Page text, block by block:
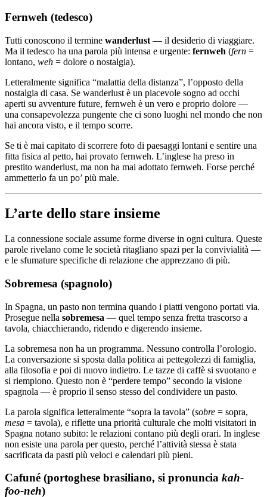
Fernweh (tedesco)
Tutti conoscono il termine wanderlust — il desiderio di viaggiare.
Ma il tedesco ha una parola più intensa e urgente: fernweh (fern =
lontano, weh = dolore o nostalgia).
Letteralmente significa “malattia della distanza”, l’opposto della
nostalgia di casa. Se wanderlust è un piacevole sogno ad occhi
aperti su avventure future, fernweh è un vero e proprio dolore —
una consapevolezza pungente che ci sono luoghi nel mondo che non
hai ancora visto, e il tempo scorre.
Se ti è mai capitato di scorrere foto di paesaggi lontani e sentire una
fitta fisica al petto, hai provato fernweh. L’inglese ha preso in
prestito wanderlust, ma non ha mai adottato fernweh. Forse perché
ammetterlo fa un po’ più male.
L’arte dello stare insieme
La connessione sociale assume forme diverse in ogni cultura. Queste
parole rivelano come le società ritagliano spazi per la convivialità —
e le sfumature specifiche di relazione che apprezzano di più.
Sobremesa (spagnolo)
In Spagna, un pasto non termina quando i piatti vengono portati via.
Prosegue nella sobremesa — quel tempo senza fretta trascorso a
tavola, chiacchierando, ridendo e digerendo insieme.
La sobremesa non ha un programma. Nessuno controlla l’orologio.
La conversazione si sposta dalla politica ai pettegolezzi di famiglia,
alla filosofia e poi di nuovo indietro. Le tazze di caffè si svuotano e
si riempiono. Questo non è “perdere tempo” secondo la visione
spagnola — è proprio il senso stesso del condividere un pasto.
La parola significa letteralmente “sopra la tavola” (sobre = sopra,
mesa = tavola), e riflette una priorità culturale che molti visitatori in
Spagna notano subito: le relazioni contano più degli orari. In inglese
non esiste una parola per questo, perché l’attività stessa è stata
sacrificata da pasti più veloci e calendari più pieni.
Cafuné (portoghese brasiliano, si pronuncia kah-
foo-neh)